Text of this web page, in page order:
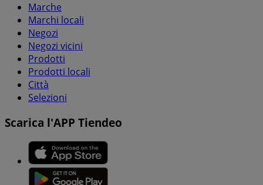
Marche
Marchi locali
Negozi
Negozi vicini
Prodotti
Prodotti locali
Città
Selezioni
Scarica l'APP Tiendeo